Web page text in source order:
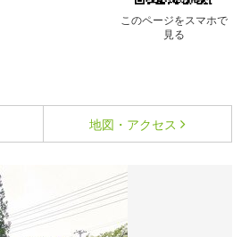
このページをスマホで
見る
地図・アクセス